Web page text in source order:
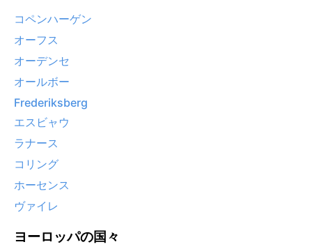
コペンハーゲン
オーフス
オーデンセ
オールボー
Frederiksberg
エスビャウ
ラナース
コリング
ホーセンス
ヴァイレ
ヨーロッパの国々